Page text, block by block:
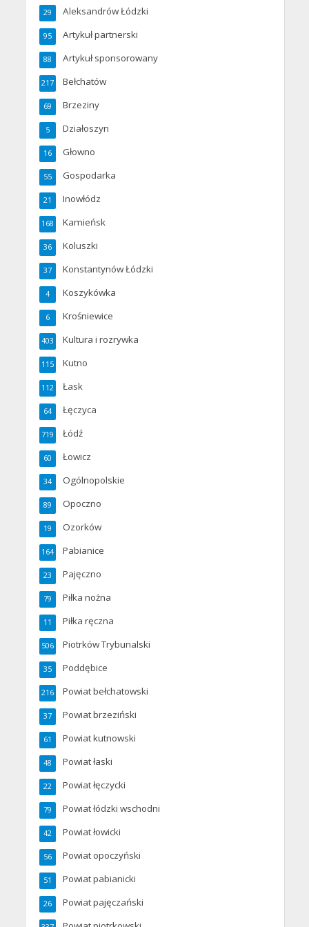
Aleksandrów Łódzki
29
Artykuł partnerski
95
Artykuł sponsorowany
88
Bełchatów
217
Brzeziny
69
Działoszyn
5
Głowno
16
Gospodarka
55
Inowłódz
21
Kamieńsk
168
Koluszki
36
Konstantynów Łódzki
37
Koszykówka
4
Krośniewice
6
Kultura i rozrywka
403
Kutno
115
Łask
112
Łęczyca
64
Łódź
719
Łowicz
60
Ogólnopolskie
34
Opoczno
89
Ozorków
19
Pabianice
164
Pajęczno
23
Piłka nożna
79
Piłka ręczna
11
Piotrków Trybunalski
506
Poddębice
35
Powiat bełchatowski
216
Powiat brzeziński
37
Powiat kutnowski
61
Powiat łaski
48
Powiat łęczycki
22
Powiat łódzki wschodni
79
Powiat łowicki
42
Powiat opoczyński
56
Powiat pabianicki
51
Powiat pajęczański
26